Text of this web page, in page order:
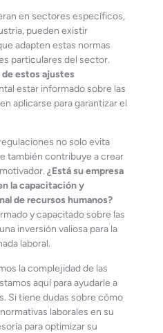
en sectores específicos,
pueden existir
adapten estas normas
particulares del sector.
de estos ajustes
estar informado sobre las
aplicarse para garantizar el
no solo evita
también contribuye a crear
¿Está su empresa
la capacitación y
de recursos humanos?
y capacitado sobre las
inversión valiosa para la
laboral.
la complejidad de las
aquí para ayudarle a
Si tiene dudas sobre cómo
laborales en su
para optimizar su